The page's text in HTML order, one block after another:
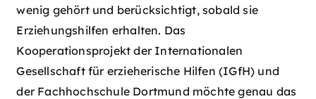
wenig gehört und berücksichtigt, sobald sie
Erziehungshilfen erhalten. Das
Kooperationsprojekt der Internationalen
Gesellschaft für erzieherische Hilfen (IGfH) und
der Fachhochschule Dortmund möchte genau das